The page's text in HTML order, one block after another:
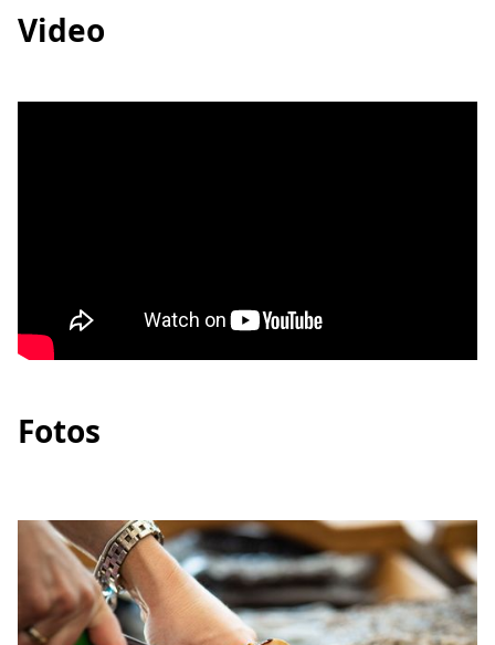
Video
Fotos